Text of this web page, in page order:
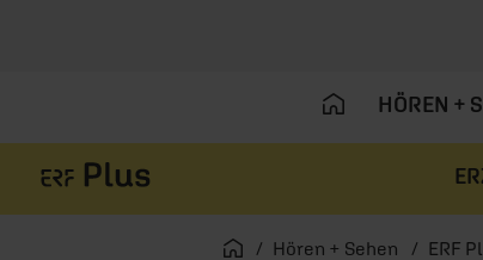
HÖREN +
Startseite
Hören + Sehen ERF